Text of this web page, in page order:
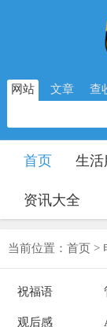
网站 文章 查
首页 生活
资讯大全
当前位置： 首页 >
祝福语
观后感